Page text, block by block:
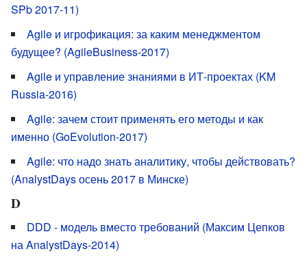
SPb 2017-11)
Agile и игрофикация: за каким менеджментом
будущее? (AgileBusiness-2017)
Agile и управление знаниями в ИТ-проектах (KM
Russia-2016)
Agile: зачем стоит применять его методы и как
именно (GoEvolution-2017)
Agile: что надо знать аналитику, чтобы действовать?
(AnalystDays осень 2017 в Минске)
D
DDD - модель вместо требований (Максим Цепков
на AnalystDays-2014)